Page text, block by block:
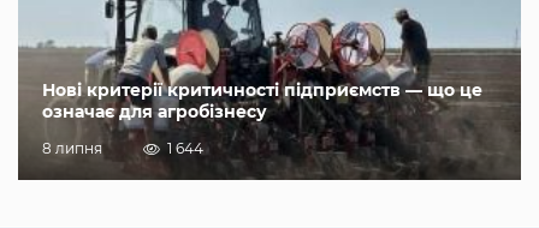
Нові критерії критичності підприємств — що це
означає для агробізнесу
8 липня 1 644